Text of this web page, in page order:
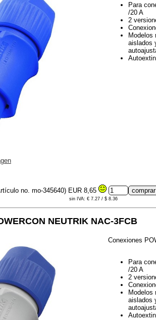
Para
/20 A
2
Modelos
aislados
no. mo-345640) EUR 8,65
sin IVA: € 7.27 / $ 8.36
NEUTRIK NAC-3FCB
Conexiones
Para
/20 A
2
Modelos
aislados